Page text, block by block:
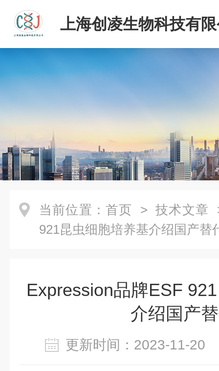
上海创凌生物科技有
当前位置： 首页 > 技术文章
921昆虫细胞培养基介绍国产替
Expression品牌ESF
介绍国产
更新时间：2023-11-